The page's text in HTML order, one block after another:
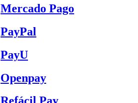
Mercado Pago
PayPal
PayU
Openpay